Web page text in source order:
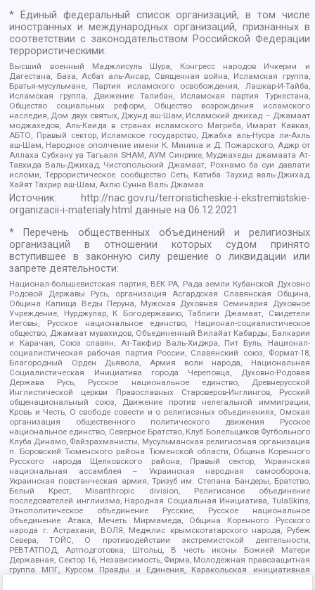
* Единый федеральный список организаций, в том числе
иностранных и международных организаций, признанных в
соответствии с законодательством Российской Федерации
террористическими:
Высший военный Маджлисуль Шура, Конгресс народов Ичкерии и
Дагестана, База, Асбат аль-Ансар, Священная война, Исламская группа,
Братья-мусульмане, Партия исламского освобождения, Лашкар-И-Тайба,
Исламская группа, Движение Талибан, Исламская партия Туркестана,
Общество социальных реформ, Общество возрождения исламского
наследия, Дом двух святых, Джунд аш-Шам, Исламский джихад – Джамаат
моджахедов, Аль-Каида в странах исламского Магриба, Имарат Кавказ,
АБТО, Правый сектор, Исламское государство, Джабха аль-Нусра ли-Ахль
аш-Шам, Народное ополчение имени К. Минина и Д. Пожарского, Аджр от
Аллаха Субхану уа Тагьаля SHAM, АУМ Синрике, Муджахеды джамаата Ат-
Тавхида Валь-Джихад, Чистопольский Джамаат, Рохнамо ба суи давлати
исломи, Террористическое сообщество Сеть, Катиба Таухид валь-Джихад,
Хайят Тахрир аш-Шам, Ахлю Сунна Валь Джамаа
Источник:
http://nac.gov.ru/terroristicheskie-i-ekstremistskie-
organizacii-i-materialy.html данные на06.12.2021
* Перечень общественных объединений и религиозных
организаций в отношении которых судом принято
вступившее в законную силу решение о ликвидации или
запрете деятельности:
Национал-большевистская партия, ВЕК РА, Рада земли Кубанской Духовно
Родовой Державы Русь, организация Асгардская Славянская Община,
Община Капища Веды Перуна, Мужская Духовная Семинария Духовное
Учреждение, Нурджулар, К Богодержавию, Таблиги Джамаат, Свидетели
Иеговы, Русское национальное единство, Национал-социалистическое
общество, Джамаат мувахидов, Объединенный Вилайат Кабарды, Балкарии
и Карачая, Союз славян, Ат-Такфир Валь-Хиджра, Пит Буль, Национал-
социалистическая рабочая партия России, Славянский союз, Формат-18,
Благородный Орден Дьявола, Армия воли народа, Национальная
Социалистическая Инициатива города Череповца, Духовно-Родовая
Держава Русь, Русское национальное единство, Древнерусской
Инглистической церкви Православных Староверов-Инглингов, Русский
общенациональный союз, Движение против нелегальной иммиграции,
Кровь и Честь, О свободе совести и о религиозных объединениях, Омская
организация общественного политического движения Русское
национальное единство, Северное Братство, Клуб Болельщиков Футбольного
Клуба Динамо, Файзрахманисты, Мусульманская религиозная организация
п. Боровский Тюменского района Тюменской области, Община Коренного
Русского народа Щелковского района, Правый сектор, Украинская
национальная ассамблея – Украинская народная самооборона,
Украинская повстанческая армия, Тризуб им. Степана Бандеры, Братство,
Белый Крест, Misanthropic division, Религиозное объединение
последователей инглиизма, Народная Социальная Инициатива, TulaSkins,
Этнополитическое объединение Русские, Русское национальное
объединение Атака, Мечеть Мирмамеда, Община Коренного Русского
народа г. Астрахани, ВОЛЯ, Меджлис крымскотатарского народа, Рубеж
Севера, ТОЙС, О противодействии экстремистской деятельности,
РЕВТАТПОД, Артподготовка, Штольц, В честь иконы Божией Матери
Державная, Сектор 16, Независимость, Фирма, Молодежная правозащитная
группа МПГ, Курсом Правды и Единения, Каракольская инициативная